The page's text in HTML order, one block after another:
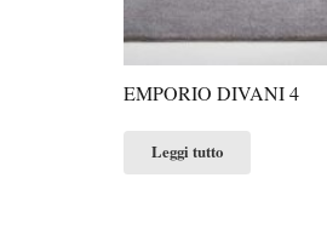
EMPORIO DIVANI 4
Leggi tutto